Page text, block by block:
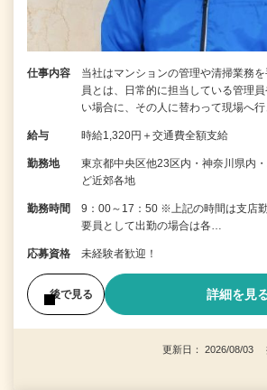
仕事内容
当社はマンションの管理や清掃業務
員とは、日常的に担当している管理
い場合に、その人に替わって現場へ
給与 時給1,320円＋交通費全額支給
勤務地
東京都中央区他23区内・神奈川県内
ど近郊各地
勤務時間
9：00～17：50 ※上記の時間は支店
要員として出勤の場合は各…
応募資格 未経験者歓迎！
後で見る 詳細を見
更新日： 2026/08/03